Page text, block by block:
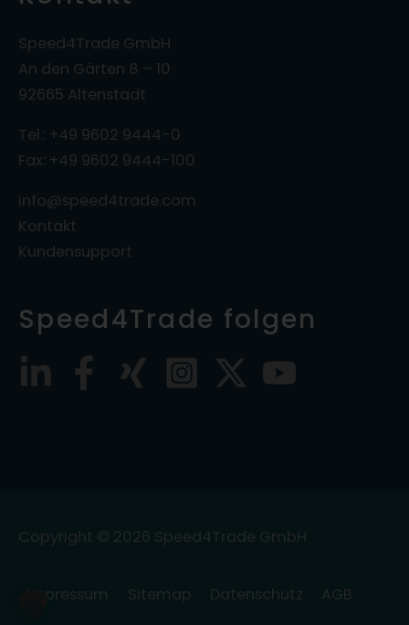
Speed4Trade GmbH
An den Gärten 8 – 10
92665 Altenstadt
Tel.: +49 9602 9444-0
Fax: +49 9602 9444-100
info@speed4trade.com
Kontakt
Kundensupport
Speed4Trade folgen
Copyright © 2026 Speed4Trade GmbH
Impressum Sitemap Datenschutz AGB